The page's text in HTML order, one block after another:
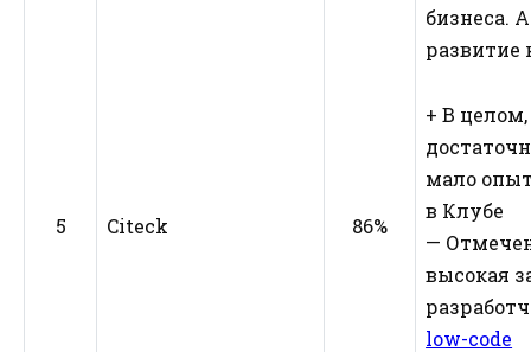
5 Citeck 86%
бизнеса.
развитие
+ В
мало
в Клубе
—
высокая
low-code